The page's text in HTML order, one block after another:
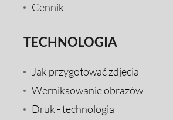
Cennik
TECHNOLOGIA
Jak przygotować zdjęcia
Werniksowanie obrazów
Druk - technologia